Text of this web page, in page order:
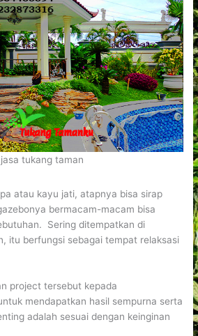
jasa tukang taman
atau kayu jati, atapnya bisa sirap
bermacam-macam bisa
Sering ditempatkan di
itu berfungsi sebagai tempat relaksasi
project tersebut kepada
mendapatkan hasil sempurna serta
adalah sesuai dengan keinginan